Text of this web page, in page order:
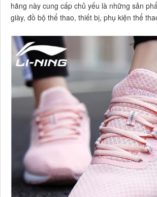
hãng này cung cấp chủ yếu là những sản
giày, đồ bộ thể thao, thiết bị, phụ kiện thể